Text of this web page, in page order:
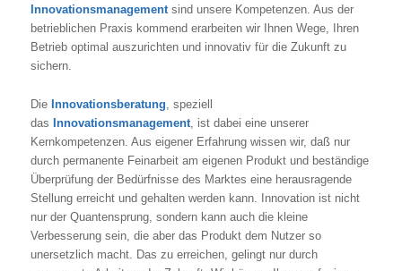
Innovationsmanagementsind unsere Kompetenzen. Aus der
betrieblichen Praxis kommend erarbeiten wir Ihnen Wege, Ihren
Betrieb optimal auszurichten und innovativ für die Zukunft zu
sichern.
Die Innovationsberatung, speziell
das Innovationsmanagement, ist dabei eine unserer
Kernkompetenzen. Aus eigener Erfahrung wissen wir, daß nur
durch permanente Feinarbeit am eigenen Produkt und beständige
Überprüfung der Bedürfnisse des Marktes eine herausragende
Stellung erreicht und gehalten werden kann. Innovation ist nicht
nur der Quantensprung, sondern kann auch die kleine
Verbesserung sein, die aber das Produkt dem Nutzer so
unersetzlich macht. Das zu erreichen, gelingt nur durch